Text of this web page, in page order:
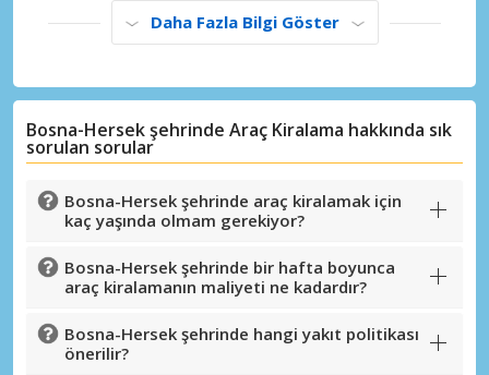
Daha Fazla Bilgi Göster
Bosna-Hersek şehrinde Araç Kiralama hakkında sık
sorulan sorular
Bosna-Hersek şehrinde araç kiralamak için
kaç yaşında olmam gerekiyor?
Bosna-Hersek şehrinde bir hafta boyunca
araç kiralamanın maliyeti ne kadardır?
Bosna-Hersek şehrinde hangi yakıt politikası
önerilir?